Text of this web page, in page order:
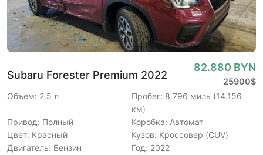
Subaru Forester Premium 2022
82.880 BYN
25900$
Объем: 2.5 л
Пробег: 8.796 миль (14.156
км)
Привод: Полный
Коробка: Автомат
Цвет: Красный
Кузов: Кроссовер (CUV)
Двигатель: Бензин
Год: 2022